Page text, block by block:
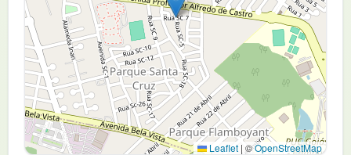
Leaflet | ©OpenStreetMap